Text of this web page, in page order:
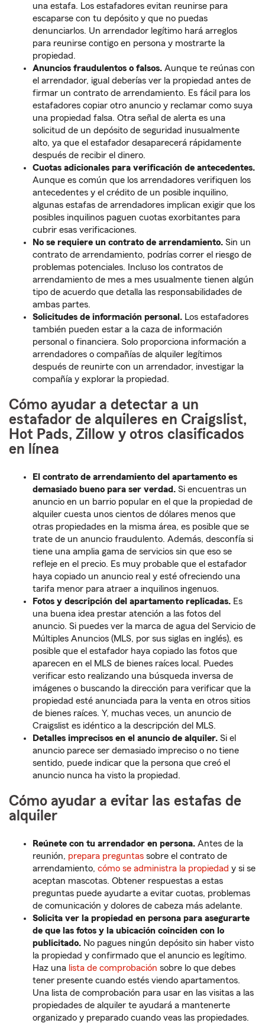
una estafa. Los estafadores evitan reunirse para
escaparse con tu depósito y que no puedas
denunciarlos. Un arrendador legítimo hará arreglos
para reunirse contigo en persona y mostrarte la
propiedad.
Anuncios fraudulentos o falsos. Aunque te reúnas con
el arrendador, igual deberías ver la propiedad antes de
firmar un contrato de arrendamiento. Es fácil para los
estafadores copiar otro anuncio y reclamar como suya
una propiedad falsa. Otra señal de alerta es una
solicitud de un depósito de seguridad inusualmente
alto, ya que el estafador desaparecerá rápidamente
después de recibir el dinero.
Cuotas adicionales para verificación de antecedentes.
Aunque es común que los arrendadores verifiquen los
antecedentes y el crédito de un posible inquilino,
algunas estafas de arrendadores implican exigir que los
posibles inquilinos paguen cuotas exorbitantes para
cubrir esas verificaciones.
No se requiere un contrato de arrendamiento. Sin un
contrato de arrendamiento, podrías correr el riesgo de
problemas potenciales. Incluso los contratos de
arrendamiento de mes a mes usualmente tienen algún
tipo de acuerdo que detalla las responsabilidades de
ambas partes.
Solicitudes de información personal. Los estafadores
también pueden estar a la caza de información
personal o financiera. Solo proporciona información a
arrendadores o compañías de alquiler legítimos
después de reunirte con un arrendador, investigar la
compañía y explorar la propiedad.
Cómo ayudar a detectar a un
estafador de alquileres en Craigslist,
Hot Pads, Zillow y otros clasificados
en línea
El contrato de arrendamiento del apartamento es
demasiado bueno para ser verdad. Si encuentras un
anuncio en un barrio popular en el que la propiedad de
alquiler cuesta unos cientos de dólares menos que
otras propiedades en la misma área, es posible que se
trate de un anuncio fraudulento. Además, desconfía si
tiene una amplia gama de servicios sin que eso se
refleje en el precio. Es muy probable que el estafador
haya copiado un anuncio real y esté ofreciendo una
tarifa menor para atraer a inquilinos ingenuos.
Fotos y descripción del apartamento replicadas. Es
una buena idea prestar atención a las fotos del
anuncio. Si puedes ver la marca de agua del Servicio de
Múltiples Anuncios (MLS, por sus siglas en inglés), es
posible que el estafador haya copiado las fotos que
aparecen en el MLS de bienes raíces local. Puedes
verificar esto realizando una búsqueda inversa de
imágenes o buscando la dirección para verificar que la
propiedad esté anunciada para la venta en otros sitios
de bienes raíces. Y, muchas veces, un anuncio de
Craigslist es idéntico a la descripción del MLS.
Detalles imprecisos en el anuncio de alquiler. Si el
anuncio parece ser demasiado impreciso o no tiene
sentido, puede indicar que la persona que creó el
anuncio nunca ha visto la propiedad.
Cómo ayudar a evitar las estafas de
alquiler
Reúnete con tu arrendador en persona. Antes de la
reunión, prepara preguntas sobre el contrato de
arrendamiento, cómo se administra la propiedad y si se
aceptan mascotas. Obtener respuestas a estas
preguntas puede ayudarte a evitar cuotas, problemas
de comunicación y dolores de cabeza más adelante.
Solicita ver la propiedad en persona para asegurarte
de que las fotos y la ubicación coinciden con lo
publicitado. No pagues ningún depósito sin haber visto
la propiedad y confirmado que el anuncio es legítimo.
Haz una lista de comprobación sobre lo que debes
tener presente cuando estés viendo apartamentos.
Una lista de comprobación para usar en las visitas a las
propiedades de alquiler te ayudará a mantenerte
organizado y preparado cuando veas las propiedades.